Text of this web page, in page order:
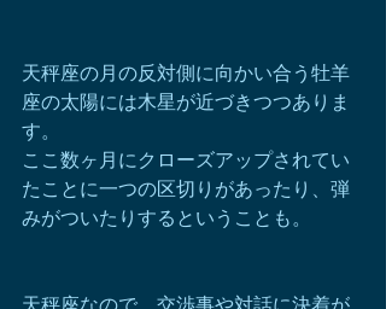
天秤座の月の反対側に向かい合う牡羊
座の太陽には木星が近づきつつありま
す。
ここ数ヶ月にクローズアップされてい
たことに一つの区切りがあったり、弾
みがついたりするということも。